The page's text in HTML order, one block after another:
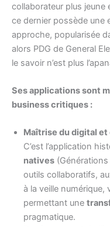
collaborateur plus jeune
ce dernier possède une
approche, popularisée
alors PDG de General
le savoir n’est plus
Ses applications sont
business critiques :
Maîtrise du digital
C’est l’application
natives
outils collaboratifs,
à la veille numérique,
permettant une
pragmatique.